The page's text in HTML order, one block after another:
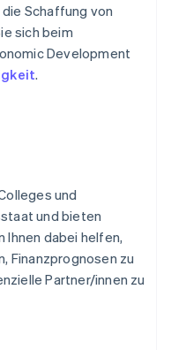
Schaffung von
sich beim
Development
.
und
und bieten
Ihnen dabei helfen,
Finanzprognosen zu
Partner/innen zu